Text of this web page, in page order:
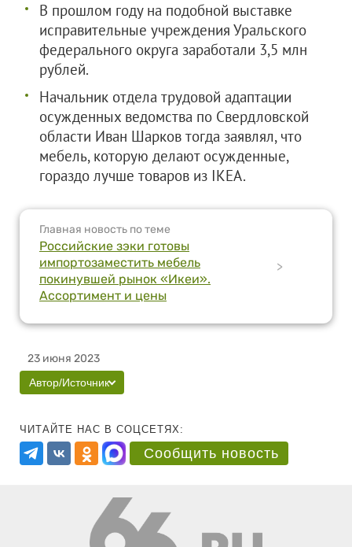
В прошлом году на подобной выставке
исправительные учреждения Уральского
федерального округа заработали 3,5 млн
рублей.
Начальник отдела трудовой адаптации
осужденных ведомства по Свердловской
области Иван Шарков тогда заявлял, что
мебель, которую делают осужденные,
гораздо лучше товаров из IKEA.
Главная новость по теме
Российские зэки готовы
импортозаместить мебель
покинувшей рынок «Икеи».
Ассортимент и цены
>
23 июня 2023
Автор/Источник
ЧИТАЙТЕ НАС В СОЦСЕТЯХ:
Сообщить новость